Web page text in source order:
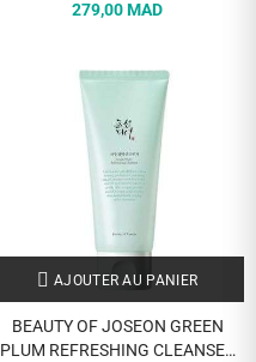
279,00 MAD
AJOUTER AU PANIER
BEAUTY OF JOSEON GREEN
PLUM REFRESHING CLEANSER